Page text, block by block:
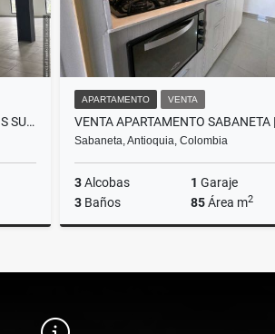
LOCALES EN ARRIENDO EN PISOS SUPERIORES CON ASCENSOR Y MAGNIFICA VISTA
APARTAMENTO VENTA
Sabaneta, Antioquia, Colombia
3Alcobas 1 Garaje
3 Baños 85Área m2
$610.000.000